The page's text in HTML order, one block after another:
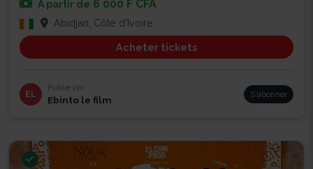
À partir de 6 000 F CFA
Abidjan, Côte d'Ivoire
Acheter tickets
EL
Publié par
Ebinto le film S'abonner